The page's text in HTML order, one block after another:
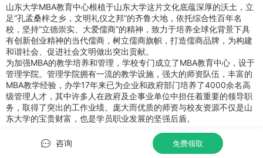
山东大学MBA教育中心根植于山东大学这片文化底蕴深厚的沃土，立
足“孔孟桑梓之乡，文明礼仪之邦”的齐鲁大地，依托综合性百年名
校，坚持“立德崇实、大爱儒商”的精神，致力于培养全球化背景下具
有创新创业精神的当代儒商，树立儒商旗帜，打造儒商品牌，为构建
和谐社会、促进社会文明做出突出贡献。
为加强MBA的教学培养和管理，学校专门成立了MBA教育中心，设于
管理学院。管理学院拥有一流的教学设施，强大的师资队伍，丰富的
MBA教学经验，办学17年来已为企业和政府部门培养了4000余名高
级管理人才，其中许多人在政府及企事业单位中担任着重要的领导职
务，取得了突出的工作业绩。庞大而优质的师资与校友资源不仅是山
东大学的宝贵财富，也是学员职业发展的坚强后盾。
科；消费经济学和产业经济学研究在全国具有重要的地位，中国科学
院院士、“长江学者”彭实戈教授为经济学科的杰出学术代表。管理学
咨询 免费领取